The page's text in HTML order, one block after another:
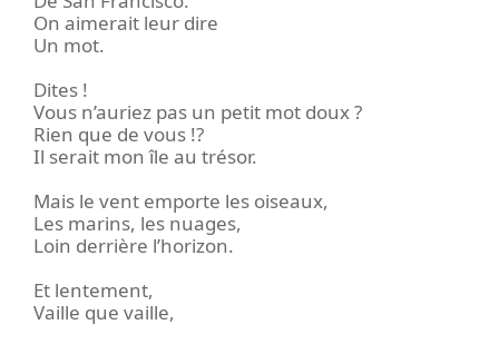
On aimerait leur dire
Un mot.
Dites !
Vous n’auriez pas un petit mot doux ?
Rien que de vous !?
Il serait mon île au trésor.
Mais le vent emporte les oiseaux,
Les marins, les nuages,
Loin derrière l’horizon.
Et lentement,
Vaille que vaille,